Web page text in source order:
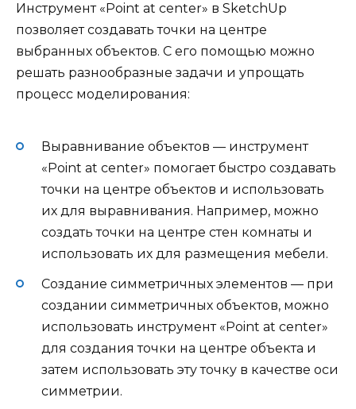
Инструмент «Point at center» в SketchUp
позволяет создавать точки на центре
выбранных объектов. С его помощью можно
решать разнообразные задачи и упрощать
процесс моделирования:
Выравнивание объектов — инструмент
«Point at center» помогает быстро создавать
точки на центре объектов и использовать
их для выравнивания. Например, можно
создать точки на центре стен комнаты и
использовать их для размещения мебели.
Создание симметричных элементов — при
создании симметричных объектов, можно
использовать инструмент «Point at center»
для создания точки на центре объекта и
затем использовать эту точку в качестве оси
симметрии.